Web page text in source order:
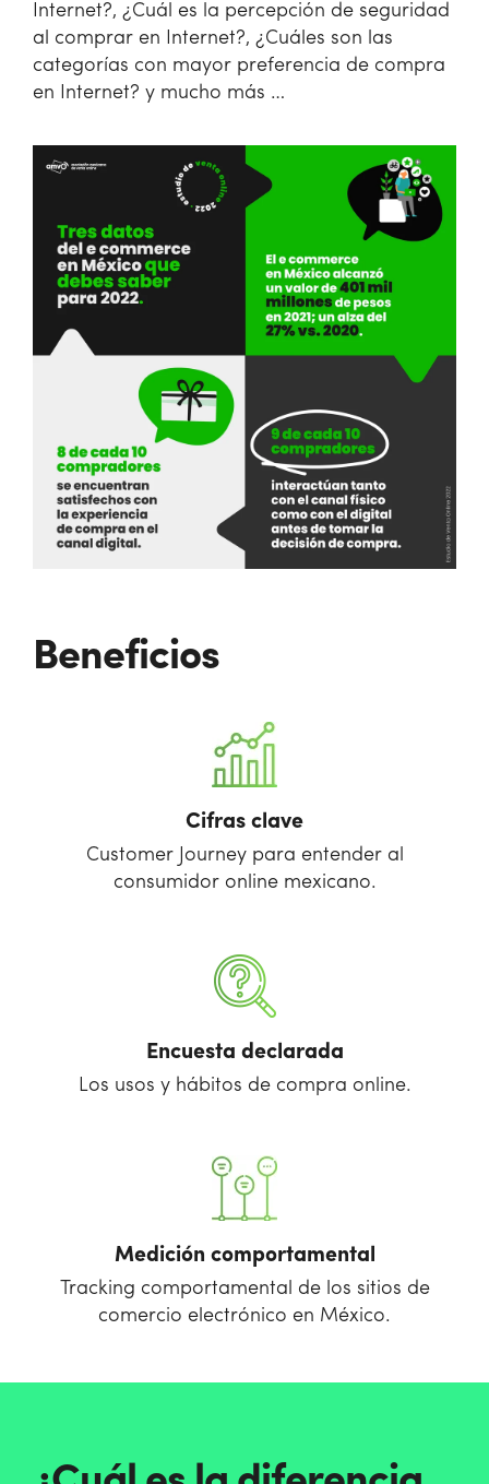
Internet?, ¿Cuál es la percepción de seguridad
al comprar en Internet?, ¿Cuáles son las
categorías con mayor preferencia de compra
en Internet? y mucho más …
Beneficios
Cifras clave
Customer Journey para entender al
consumidor online mexicano.
Encuesta declarada
Los usos y hábitos de compra online.
Medición comportamental
Tracking comportamental de los sitios de
comercio electrónico en México.